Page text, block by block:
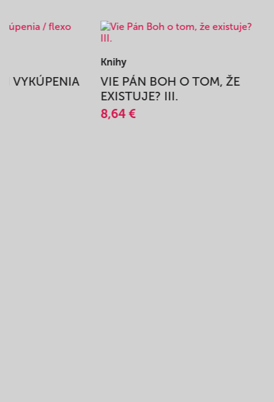
VYKÚPENIA
Knihy
VIE PÁN BOH O TOM, ŽE
EXISTUJE? III.
8,64 €